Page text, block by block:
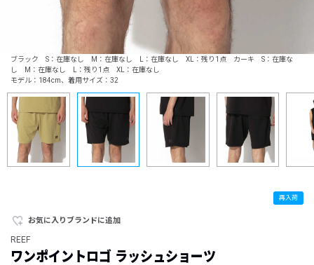
ブラック S：在庫なし M：在庫なし L：在庫なし XL：残り1点 カーキ S：在庫な
し M：在庫なし L：残り1点 XL：在庫なし
モデル：184cm、着用サイズ：32
再入荷
お気に入りブランドに追加
REEF
ワンポイントロゴ ラッシュショーツ